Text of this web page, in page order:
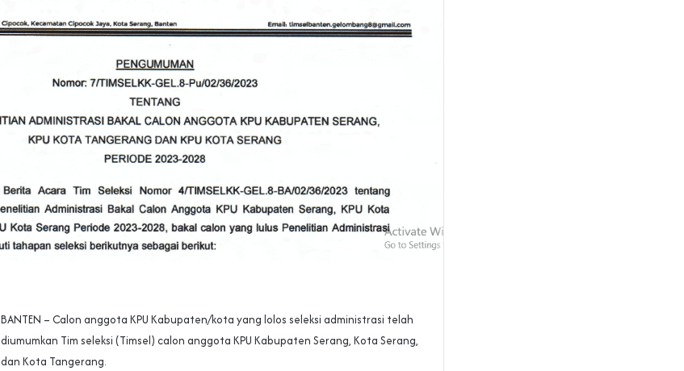
BANTEN – Calon anggota KPU Kabupaten/kota yang lolos seleksi administrasi telah
diumumkan Tim seleksi (Timsel) calon anggota KPU Kabupaten Serang, Kota Serang,
dan Kota Tangerang.